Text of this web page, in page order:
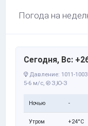
Погода на
Сегодня, Вс:
Давление: 1011-
5-6 м/с, З,Ю-З
Ночью -
Утром +24°C